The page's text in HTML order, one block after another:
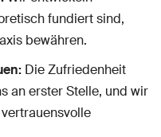
fundiert sind,
bewähren.
Die Zufriedenheit
an erster Stelle, und wir